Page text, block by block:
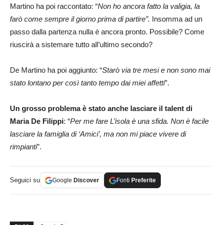
Martino ha poi raccontato: “Non ho ancora fatto la valigia, la
farò come sempre il giorno prima di partire”. Insomma ad un
passo dalla partenza nulla è ancora pronto. Possibile? Come
riuscirà a sistemare tutto all’ultimo secondo?
De Martino ha poi aggiunto: “Starò via tre mesi e non sono mai
stato lontano per così tanto tempo dai miei affetti”.
Un grosso problema è stato anche lasciare il talent di
Maria De Filippi: “Per me fare L’isola è una sfida. Non è facile
lasciare la famiglia di ‘Amici’, ma non mi piace vivere di
rimpianti”.
Seguici su Google Discover Fonti Preferite